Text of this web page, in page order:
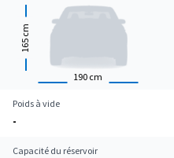
190 cm
165
cm
Poids à vide
-
Capacité du réservoir